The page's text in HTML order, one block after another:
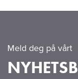
Meld deg på vårt